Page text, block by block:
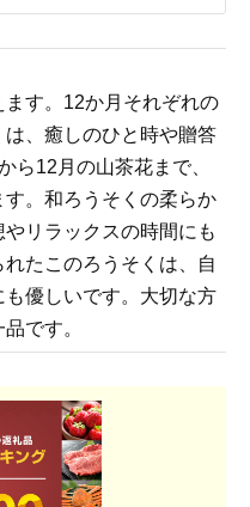
す。12か月それぞれの
、癒しのひと時や贈答
ら12月の山茶花まで、
。和ろうそくの柔らか
リラックスの時間にも
たこのろうそくは、自
優しいです。大切な方
です。